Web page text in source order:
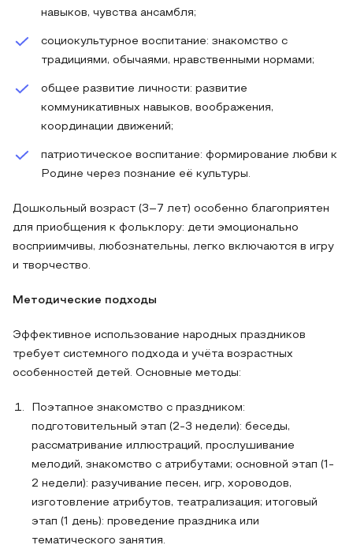
навыков, чувства ансамбля;
социокультурное воспитание: знакомство с
традициями, обычаями, нравственными нормами;
общее развитие личности: развитие
коммуникативных навыков, воображения,
координации движений;
патриотическое воспитание: формирование любви к
Родине через познание её культуры.
Дошкольный возраст (3–7 лет) особенно благоприятен
для приобщения к фольклору: дети эмоционально
восприимчивы, любознательны, легко включаются в игру
и творчество.
Методические подходы
Эффективное использование народных праздников
требует системного подхода и учёта возрастных
особенностей детей. Основные методы:
Поэтапное знакомство с праздником:
подготовительный этап (2-3 недели): беседы,
рассматривание иллюстраций, прослушивание
мелодий, знакомство с атрибутами; основной этап (1-
2 недели): разучивание песен, игр, хороводов,
изготовление атрибутов, театрализация; итоговый
этап (1 день): проведение праздника или
тематического занятия.